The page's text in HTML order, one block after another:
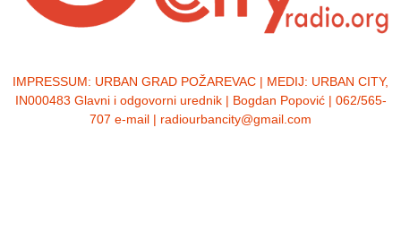
IMPRESSUM: URBAN GRAD POŽAREVAC | MEDIJ: URBAN CITY,
IN000483 Glavni i odgovorni urednik | Bogdan Popović | 062/565-
707 e-mail | radiourbancity@gmail.com